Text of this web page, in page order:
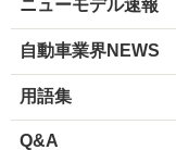
ニューモデル速報
自動車業界NEWS
用語集
Q&A